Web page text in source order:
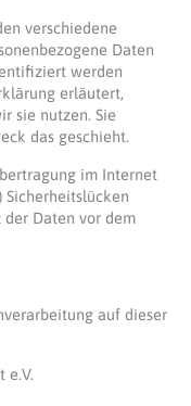
verschiedene
Daten
werden
erläutert,
sie nutzen. Sie
das geschieht.
im Internet
Sicherheitslücken
der Daten vor dem
auf dieser
e.V.